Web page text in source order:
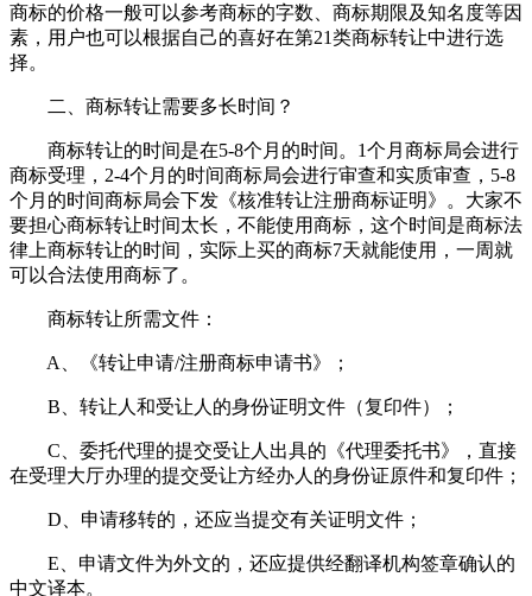
商标的价格一般可以参考商标的字数、商标期限及知名度等因
素，用户也可以根据自己的喜好在第21类商标转让中进行选
择。
二、商标转让需要多长时间？
商标转让的时间是在5-8个月的时间。1个月商标局会进行
商标受理，2-4个月的时间商标局会进行审查和实质审查，5-8
个月的时间商标局会下发《核准转让注册商标证明》。大家不
要担心商标转让时间太长，不能使用商标，这个时间是商标法
律上商标转让的时间，实际上买的商标7天就能使用，一周就
可以合法使用商标了。
商标转让所需文件：
A、《转让申请/注册商标申请书》；
B、转让人和受让人的身份证明文件（复印件）；
C、委托代理的提交受让人出具的《代理委托书》，直接
在受理大厅办理的提交受让方经办人的身份证原件和复印件；
D、申请移转的，还应当提交有关证明文件；
E、申请文件为外文的，还应提供经翻译机构签章确认的
中文译本。